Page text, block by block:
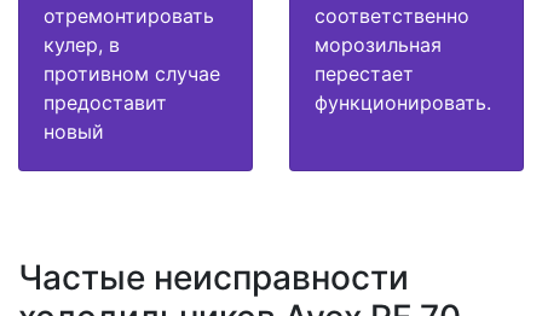
отремонтировать
кулер, в
противном случае
предоставит
новый
соответственно
морозильная
перестает
функционировать.
Частые неисправности